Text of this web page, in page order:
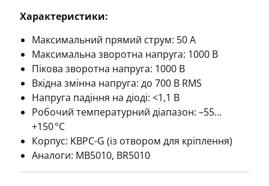
Характеристики:
Максимальний прямий струм: 50 А
Максимальна зворотна напруга: 1000 В
Пікова зворотна напруга: 1000 В
Вхідна змінна напруга: до 700 В RMS
Напруга падіння на діоді: <1,1 В
Робочий температурний діапазон: –55…
+150 °C
Корпус: KBPC-G (із отвором для кріплення)
Аналоги: MB5010, BR5010